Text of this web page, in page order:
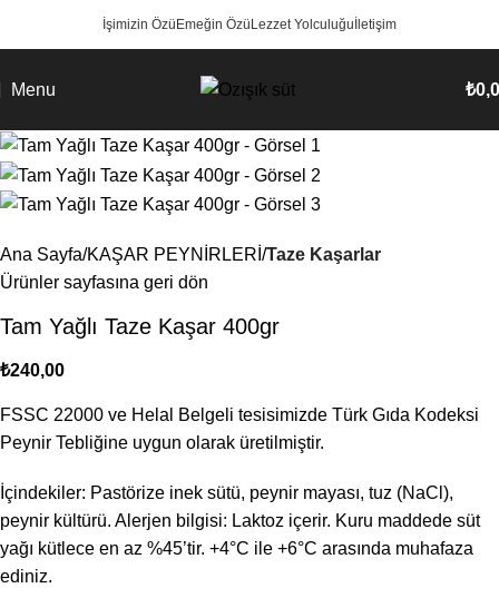
İşimizin Özü Emeğin Özü Lezzet Yolculuğu İletişim
Menu ₺
Ana Sayfa KAŞAR PEYNİRLERİ Taze Kaşarlar
Ürünler sayfasına geri dön
Tam Yağlı Taze Kaşar 400gr
₺240,00
FSSC 22000 ve Helal Belgeli tesisimizde Türk Gıda Kodeksi
Peynir Tebliğine uygun olarak üretilmiştir.
İçindekiler: Pastörize inek sütü, peynir mayası, tuz (NaCl),
peynir kültürü. Alerjen bilgisi: Laktoz içerir. Kuru maddede süt
yağı kütlece en az %45’tir. +4°C ile +6°C arasında muhafaza
ediniz.